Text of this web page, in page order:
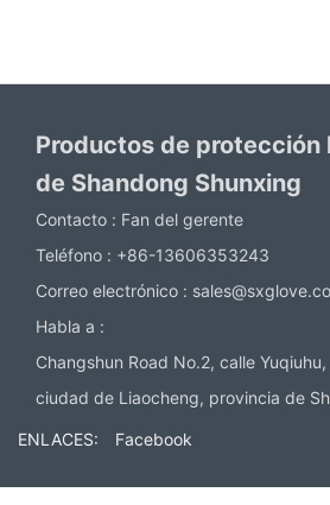
Productos de protección
de Shandong Shunxing
Contacto : Fan del gerente
Teléfono : +86-13606353243
Correo electrónico :
Habla a :
Changshun Road No.2, calle
ciudad de Liaocheng, provincia de
ENLACES: Facebook